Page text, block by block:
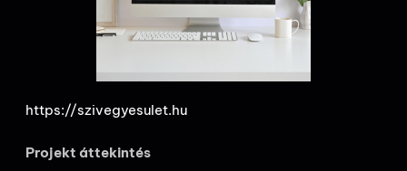
https://szivegyesulet.hu
Projekt áttekintés